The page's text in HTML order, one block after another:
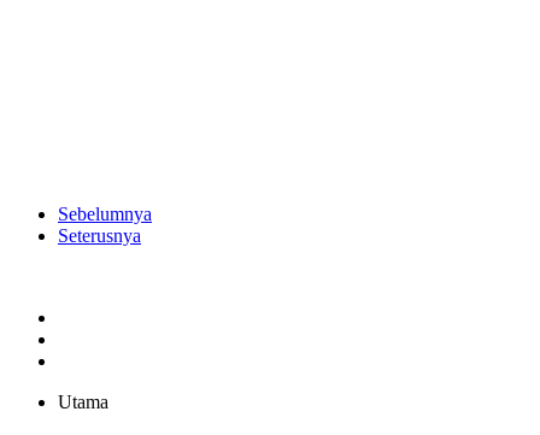
Sebelumnya
Seterusnya
Utama